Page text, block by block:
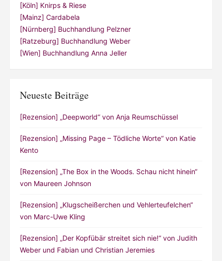
[Köln] Knirps & Riese
[Mainz] Cardabela
[Nürnberg] Buchhandlung Pelzner
[Ratzeburg] Buchhandlung Weber
[Wien] Buchhandlung Anna Jeller
Neueste Beiträge
[Rezension] „Deepworld“ von Anja Reumschüssel
[Rezension] „Missing Page – Tödliche Worte“ von Katie
Kento
[Rezension] „The Box in the Woods. Schau nicht hinein“
von Maureen Johnson
[Rezension] „Klugscheißerchen und Vehlerteufelchen“
von Marc-Uwe Kling
[Rezension] „Der Kopfübär streitet sich nie!“ von Judith
Weber und Fabian und Christian Jeremies